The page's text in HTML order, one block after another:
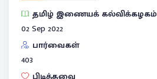
தமிழ் இணையக் கல்விக்கழகம்
02 Sep 2022
பார்வைகள்
403